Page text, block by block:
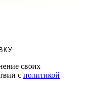
своих
с политикой